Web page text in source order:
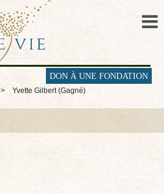
DON À UNE FONDATION
> Yvette Gilbert (Gagné)